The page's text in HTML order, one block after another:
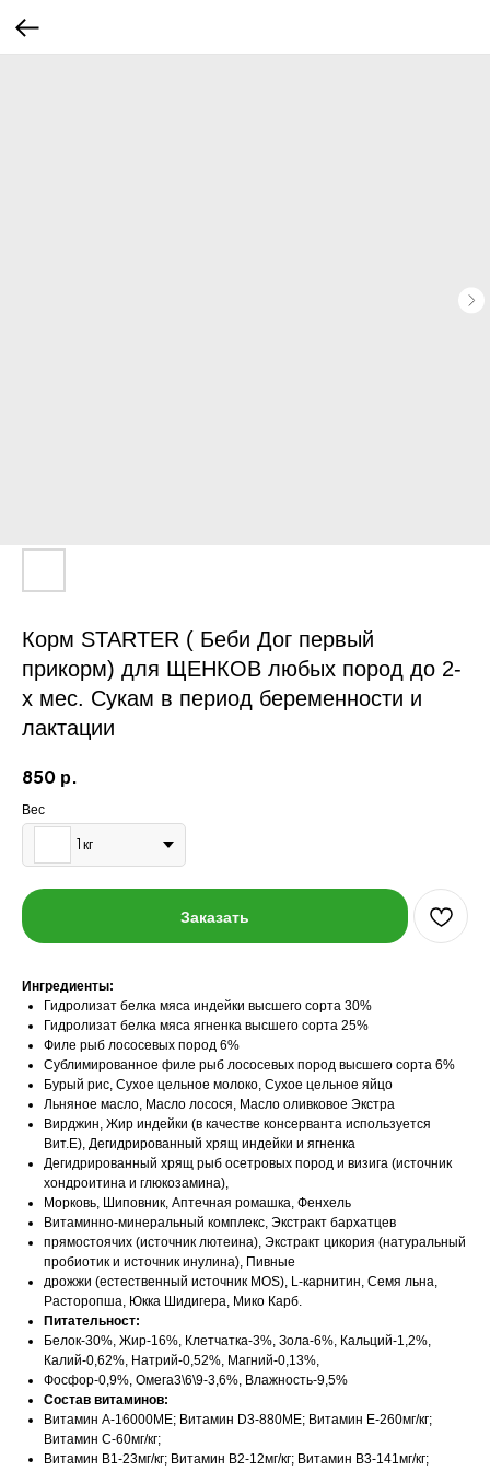
Корм STARTER ( Беби Дог первый
прикорм) для ЩЕНКОВ любых пород до 2-
х мес. Сукам в период беременности и
лактации
850 р.
Вес
1 кг
Заказать
Ингредиенты:
Гидролизат белка мяса индейки высшего сорта 30%
Гидролизат белка мяса ягненка высшего сорта 25%
Филе рыб лососевых пород 6%
Сублимированное филе рыб лососевых пород высшего сорта 6%
Бурый рис, Сухое цельное молоко, Сухое цельное яйцо
Льняное масло, Масло лосося, Масло оливковое Экстра
Вирджин, Жир индейки (в качестве консерванта используется
Вит.E), Дегидрированный хрящ индейки и ягненка
Дегидрированный хрящ рыб осетровых пород и визига (источник
хондроитина и глюкозамина),
Морковь, Шиповник, Аптечная ромашка, Фенхель
Витаминно-минеральный комплекс, Экстракт бархатцев
прямостоячих (источник лютеина), Экстракт цикория (натуральный
пробиотик и источник инулина), Пивные
дрожжи (естественный источник MOS), L-карнитин, Семя льна,
Расторопша, Юкка Шидигера, Мико Карб.
Питательност:
Белок-30%, Жир-16%, Клетчатка-3%, Зола-6%, Кальций-1,2%,
Калий-0,62%, Натрий-0,52%, Магний-0,13%,
Фосфор-0,9%, Омега3\6\9-3,6%, Влажность-9,5%
Состав витаминов:
Витамин А-16000МЕ; Витамин D3-880МЕ; Витамин Е-260мг/кг;
Витамин С-60мг/кг;
Витамин В1-23мг/кг; Витамин В2-12мг/кг; Витамин В3-141мг/кг;